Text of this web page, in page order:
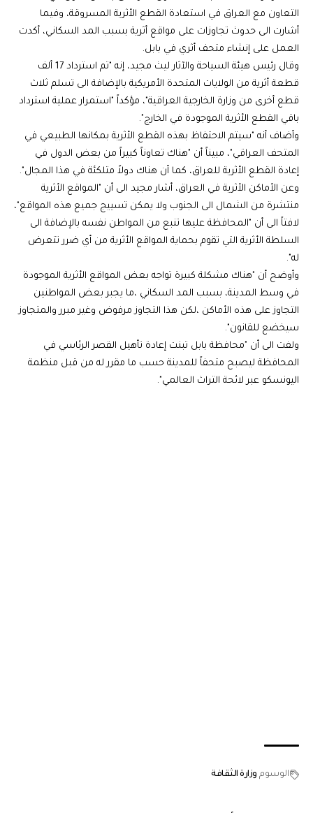
التعاون مع العراق في استعادة القطع الأثرية المسروقة، وفيما
أشارت الى حدوث تجاوزات على مواقع أثرية بسبب المد السكاني، أكدت
العمل على إنشاء متحف أثري في بابل.
وقال رئيس هيئة السياحة والآثار ليث مجيد، إنه "تم استرداد 17 ألف
قطعة أثرية من الولايات المتحدة الأمريكية بالإضافة الى تسلم ثلاث
قطع أخرى من وزارة الخارجية العراقية"، مؤكداً "استمرار عملية استرداد
باقي القطع الأثرية الموجودة في الخارج".
وأضاف أنه "سيتم الاحتفاظ بهذه القطع الأثرية بمكانها الطبيعي في
المتحف العراقي"، مبيناً أن "هناك تعاوناً كبيراً من بعض الدول في
إعادة القطع الأثرية للعراق، كما أن هناك دولاً متلكئة في هذا المجال".
وعن الأماكن الأثرية في العراق، أشار مجيد الى أن "المواقع الأثرية
منتشرة من الشمال الى الجنوب ولا يمكن تسييج جميع هذه المواقع"،
لافتاً الى أن "المحافظة عليها تنبع من المواطن نفسه بالإضافة الى
السلطة الأثرية التي تقوم بحماية المواقع الأثرية من أي ضرر تتعرض
له".
وأوضح أن "هناك مشكلة كبيرة تواجه بعض المواقع الأثرية الموجودة
في وسط المدينة، بسبب المد السكاني ،ما يجبر بعض المواطنين
التجاوز على هذه الأماكن ،لكن هذا التجاوز مرفوض وغير مبرر والمتجاوز
سيخضع للقانون".
ولفت الى أن "محافظة بابل تبنت إعادة تأهيل القصر الرئاسي في
المحافظة ليصبح متحفاً للمدينة حسب ما مقرر له من قبل منظمة
اليونسكو عبر لائحة التراث العالمي".
الوسوم وزارة الثقافة